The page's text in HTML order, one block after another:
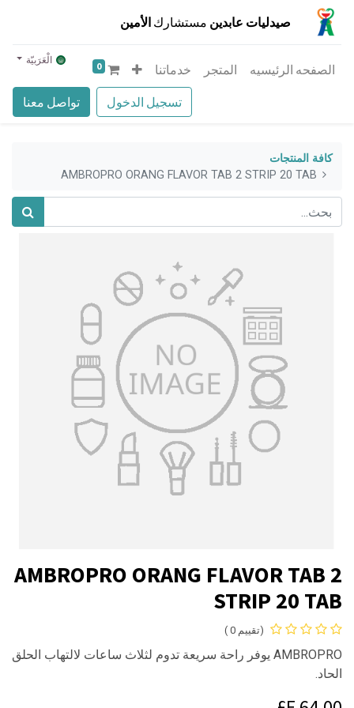
صيدليات عابدين مستشارك الأمين
تسجيل الدخول تواصل معنا
الصفحه الرئيسيه المتجر خدماتنا 0 الْعَرَبيّة
كافة المنتجات
AMBROPRO ORANG FLAVOR TAB 2 STRIP 20 TAB
AMBROPRO ORANG FLAVOR TAB 2
STRIP 20 TAB
(تقييم 0 )
AMBROPRO يوفر راحة سريعة تدوم لثلاث ساعات لالتهاب الحلق
الحاد.